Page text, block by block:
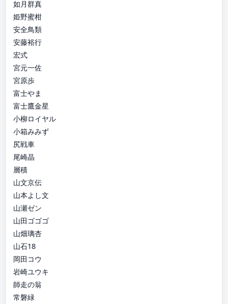
如月群真
姫野蜜柑
安全鳥類
安藤裕行
宏式
宮元一佐
宮原歩
富士やま
富士鷹金星
小柳ロイヤル
小箱みみず
尻戦車
尾崎晶
層積
山文京伝
山本よし文
山瀬ゼン
山田ゴゴゴ
山畑璃杏
山石18
岡田コウ
岩崎ユウキ
師走の翁
常磐緑